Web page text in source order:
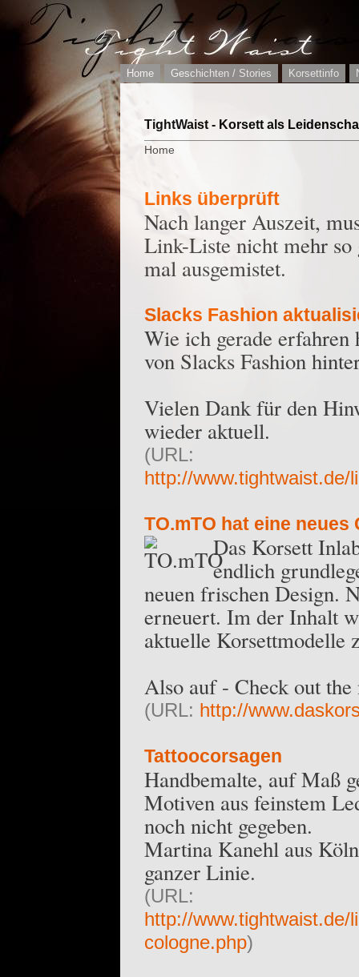
Home Geschichten / Stories Korsettinfo
TightWaist - Korsett als
Home
Links überprüft
Nach langer Auszeit,
Link-Liste nicht mehr
mal ausgemistet.
Slacks Fashion
Wie ich gerade erfahren
von Slacks Fashion
Vielen Dank für den
wieder aktuell.
(URL:
http://www.tightwaist.de/
TO.mTO hat eine neues
Das Korsett
endlich
neuen frischen Design.
erneuert. Im der Inhalt
aktuelle Korsettmodelle
Also auf - Check out the
(URL: http://
Tattoocorsagen
Handbemalte, auf Maß
Motiven aus feinstem
noch nicht gegeben.
Martina Kanehl aus
ganzer Linie.
(URL:
http://
cologne.php)